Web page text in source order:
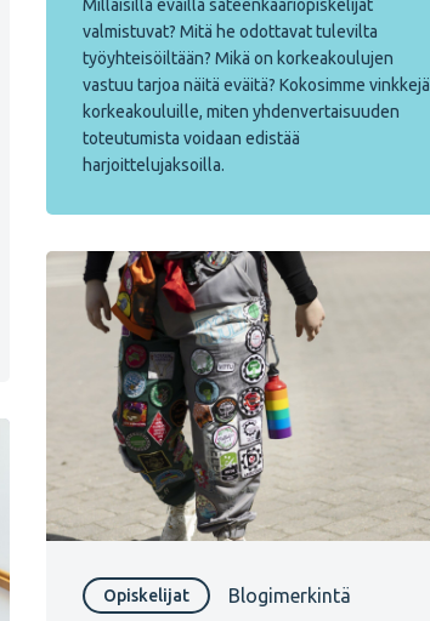
Millaisilla eväillä sateenkaariopiskelijat
valmistuvat? Mitä he odottavat tulevilta
työyhteisöiltään? Mikä on korkeakoulujen
vastuu tarjoa näitä eväitä? Kokosimme vinkkejä
korkeakouluille, miten yhdenvertaisuuden
toteutumista voidaan edistää
harjoittelujaksoilla.
Opiskelijat Blogimerkintä